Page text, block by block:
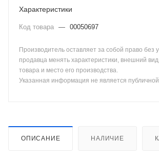
Характеристики
Код товара — 00050697
Производитель оставляет за собой право без
продавца менять характеристики, внешний
товара и место его производства.
Указанная информация не является
ОПИСАНИЕ НАЛИЧИЕ